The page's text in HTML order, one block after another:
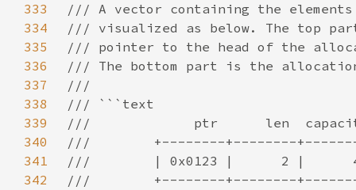
333
334
335
336
337
338
339
340
341
342